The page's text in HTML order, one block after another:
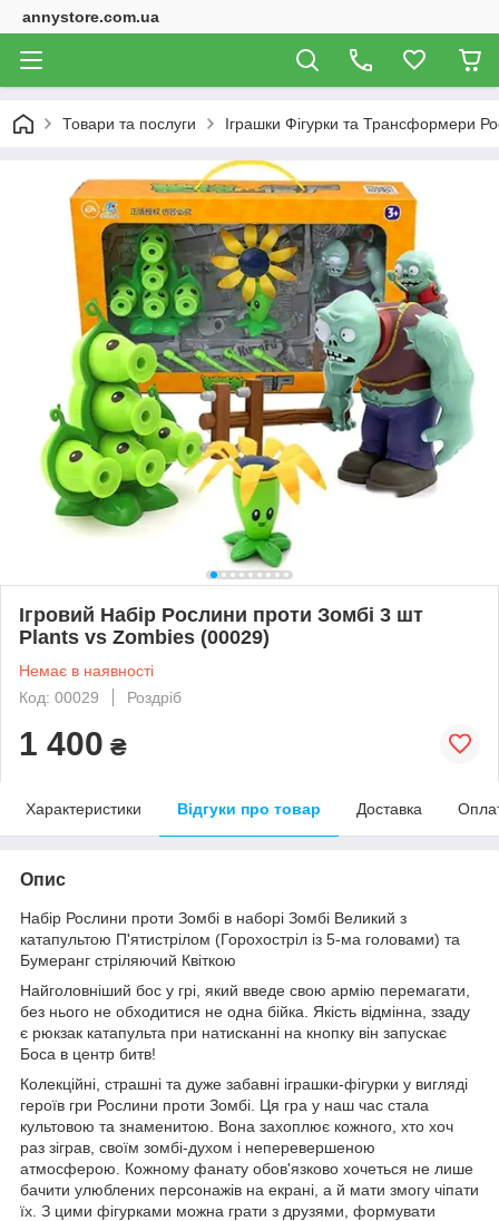
annystore.com.ua
Товари та послуги Іграшки Фігурки та Трансформери
Ігровий Набір Рослини проти Зомбі 3 шт
Plants vs Zombies (00029)
Немає в наявності
Код: 00029
Роздріб
1 400 ₴
Характеристики Відгуки про товар Доставка
Опис
Набір Рослини проти Зомбі в наборі Зомбі Великий з
катапультою П'ятистрілом (Горохостріл із 5-ма головами) та
Бумеранг стріляючий Квіткою
Найголовніший бос у грі, який введе свою армію перемагати,
без нього не обходитися не одна бійка. Якість відмінна, ззаду
є рюкзак катапульта при натисканні на кнопку він запускає
Боса в центр битв!
Колекційні, страшні та дуже забавні іграшки-фігурки у вигляді
героїв гри Рослини проти Зомбі. Ця гра у наш час стала
культовою та знаменитою. Вона захоплює кожного, хто хоч
раз зіграв, своїм зомбі-духом і неперевершеною
атмосферою. Кожному фанату обов'язково хочеться не лише
бачити улюблених персонажів на екрані, а й мати змогу чіпати
їх. З цими фігурками можна грати з друзями, формувати